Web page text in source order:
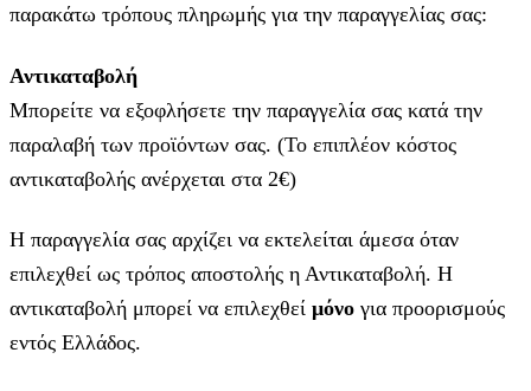
παρακάτω τρόπους πληρωμής για την παραγγελίας σας:
Αντικαταβολή
Μπορείτε να εξοφλήσετε την παραγγελία σας κατά την
παραλαβή των προϊόντων σας. (Το επιπλέον κόστος
αντικαταβολής ανέρχεται στα 2€)
Η παραγγελία σας αρχίζει να εκτελείται άμεσα όταν
επιλεχθεί ως τρόπος αποστολής η Αντικαταβολή. Η
αντικαταβολή μπορεί να επιλεχθεί μόνο για προορισμούς
εντός Ελλάδος.